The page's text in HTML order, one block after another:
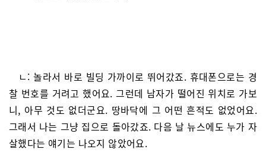
ㄴ: 놀라서 바로 빌딩 가까이로 뛰어갔죠. 휴대폰으로는 경
찰 번호를 거려고 했어요. 그런데 남자가 떨어진 위치로 가보
니, 아무 것도 없더군요. 땅바닥에 그 어떤 흔적도 없었어요.
그래서 나는 그냥 집으로 돌아갔죠. 다음 날 뉴스에도 누가 자
살했다는 얘기는 나오지 않았어요.